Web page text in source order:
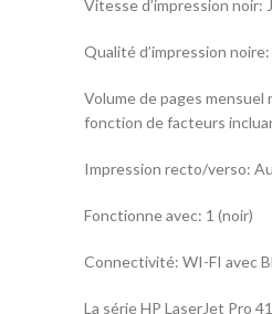
Vitesse d’impression noir:
Qualité d’impression
Volume de pages mensuel
fonction de facteurs
Impression recto/verso:
Fonctionne avec: 1 (noir)
Connectivité: WI-FI avec
La série HP LaserJet Pro